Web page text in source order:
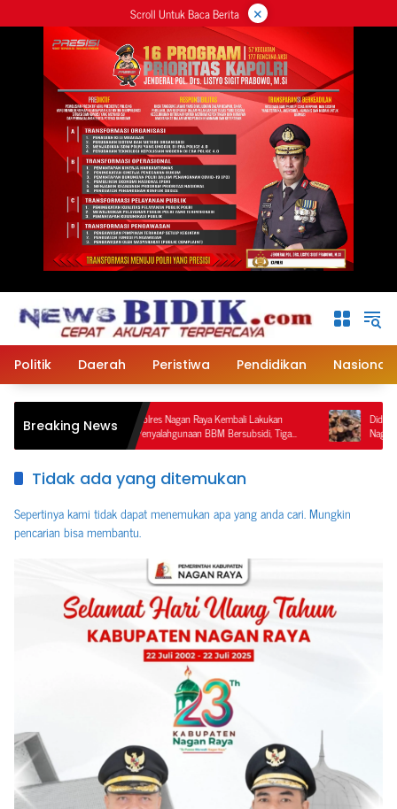
ke
Scroll Untuk Baca Berita ×
Politik Daerah Peristiwa Pendidikan Nasional
Breaking News
Sat Reskrim Polres Nagan Raya Kembali Lakukan
Penindakan Penyalahgunaan BBM Bersubsidi, Tiga
Tersangka Ditahan.
Diduga Illegal
Nagan
Ketegasan APH
Tidak ada yang ditemukan
Sepertinya kami tidak dapat menemukan apa yang anda cari. Mungkin
pencarian bisa membantu.